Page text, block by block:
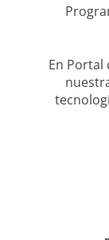
En Portal